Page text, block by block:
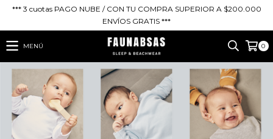
*** 3 cuotas PAGO NUBE / CON TU COMPRA SUPERIOR A $200.000
ENVÍOS GRATIS ***
MENÚ 0